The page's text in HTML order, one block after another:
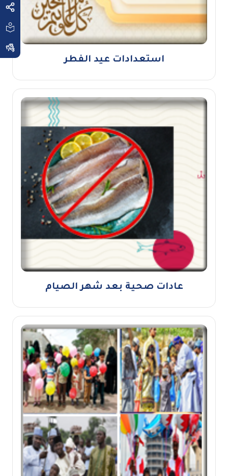
استعدادات عيد الفطر
عادات صحية بعد شهر الصيام